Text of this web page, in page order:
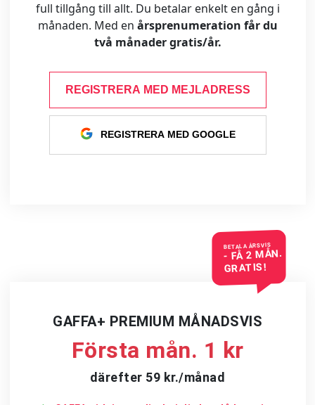
full tillgång till allt. Du betalar enkelt en gång i
månaden. Med en årsprenumeration får du
två månader gratis/år.
REGISTRERA MED MEJLADRESS
REGISTRERA MED GOOGLE
BETALA ÅRSVIS
- FÅ 2 MÅN.
GRATIS!
GAFFA+ PREMIUM MÅNADSVIS
Första mån. 1 kr
därefter 59 kr./månad